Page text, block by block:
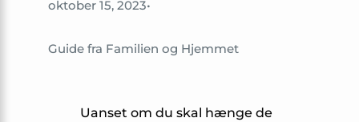
oktober 15, 2023•
Guide fra Familien og Hjemmet
Uanset om du skal hænge de